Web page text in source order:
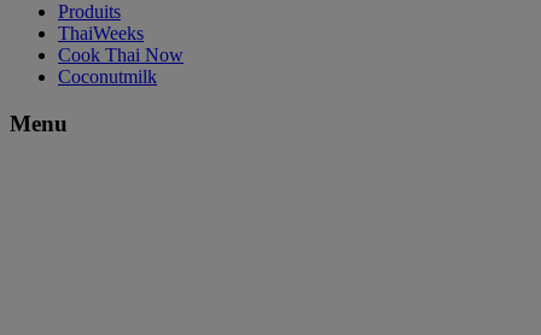
Produits
ThaiWeeks
Cook Thai Now
Coconutmilk
Menu